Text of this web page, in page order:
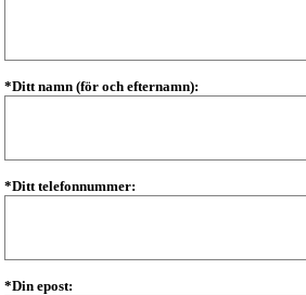
*Ditt namn (för och efternamn):
*Ditt telefonnummer:
*Din epost: